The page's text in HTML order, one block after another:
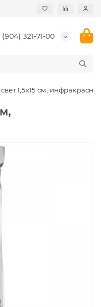
(904) 321-71-00
1,5х15 см,